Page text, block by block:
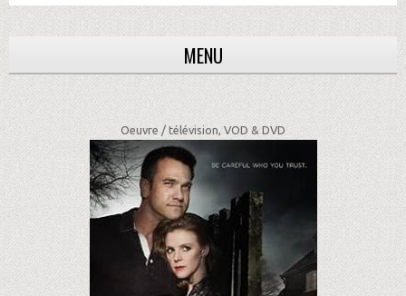
MENU
Oeuvre / télévision, VOD & DVD